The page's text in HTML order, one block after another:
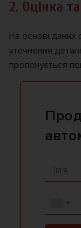
2. Оцінка
На основі даних
уточнення
пропонується